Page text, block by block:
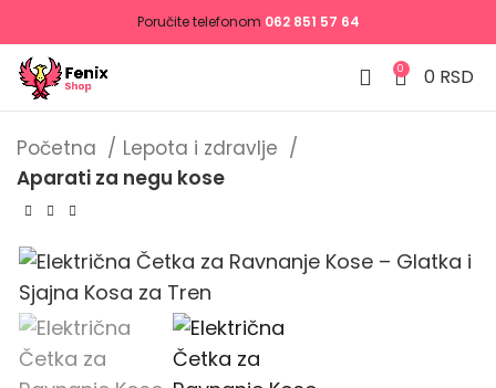
Poručite telefonom 062 851 57 64
0 0 RSD
Početna
Lepota i zdravlje
Aparati za negu kose